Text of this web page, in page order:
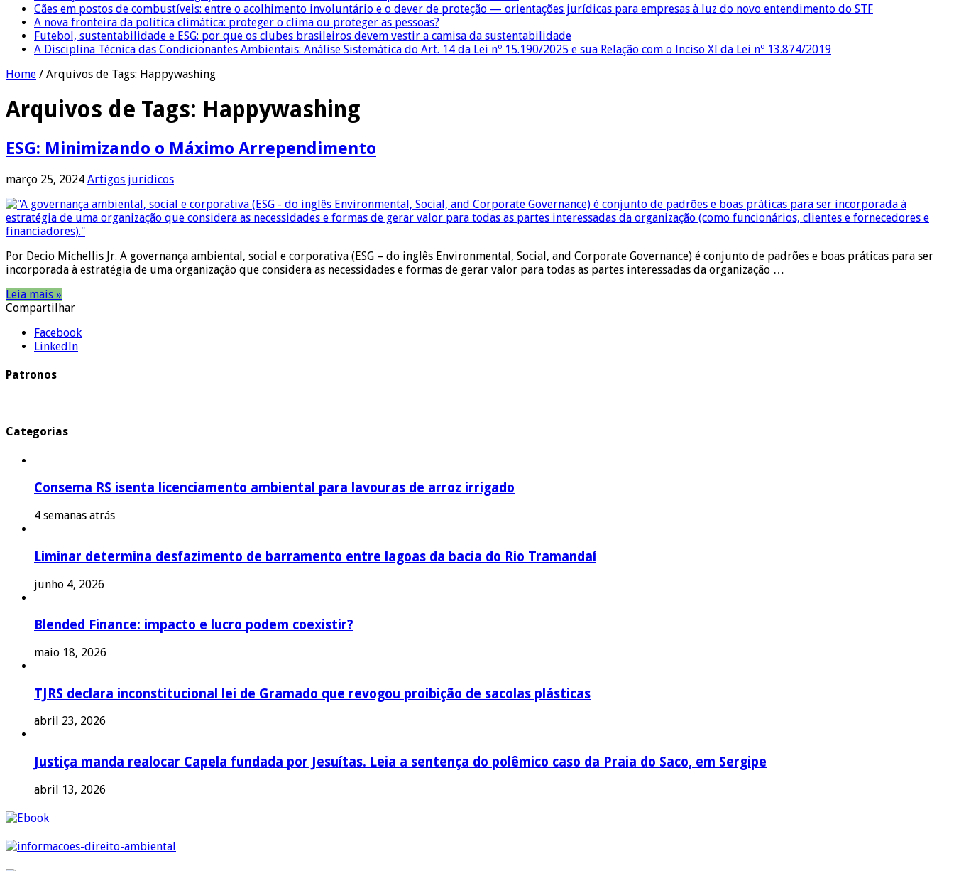
Cães em postos de combustíveis: entre o acolhimento involuntário e o dever de proteção — orientações jurídicas para empresas à luz do novo entendimento do STF
A nova fronteira da política climática: proteger o clima ou proteger as pessoas?
Futebol, sustentabilidade e ESG: por que os clubes brasileiros devem vestir a camisa da sustentabilidade
A Disciplina Técnica das Condicionantes Ambientais: Análise Sistemática do Art. 14 da Lei nº 15.190/2025 e sua Relação com o Inciso XI da Lei nº 13.874/2019
Home / Arquivos de Tags: Happywashing
Arquivos de Tags: Happywashing
ESG: Minimizando o Máximo Arrependimento
março 25, 2024 Artigos jurídicos
Por Decio Michellis Jr. A governança ambiental, social e corporativa (ESG – do inglês Environmental, Social, and Corporate Governance) é conjunto de padrões e boas práticas para ser
incorporada à estratégia de uma organização que considera as necessidades e formas de gerar valor para todas as partes interessadas da organização …
Leia mais »
Compartilhar
Facebook
LinkedIn
Patronos
Categorias
Consema RS isenta licenciamento ambiental para lavouras de arroz irrigado
4 semanas atrás
Liminar determina desfazimento de barramento entre lagoas da bacia do Rio Tramandaí
junho 4, 2026
Blended Finance: impacto e lucro podem coexistir?
maio 18, 2026
TJRS declara inconstitucional lei de Gramado que revogou proibição de sacolas plásticas
abril 23, 2026
Justiça manda realocar Capela fundada por Jesuítas. Leia a sentença do polêmico caso da Praia do Saco, em Sergipe
abril 13, 2026